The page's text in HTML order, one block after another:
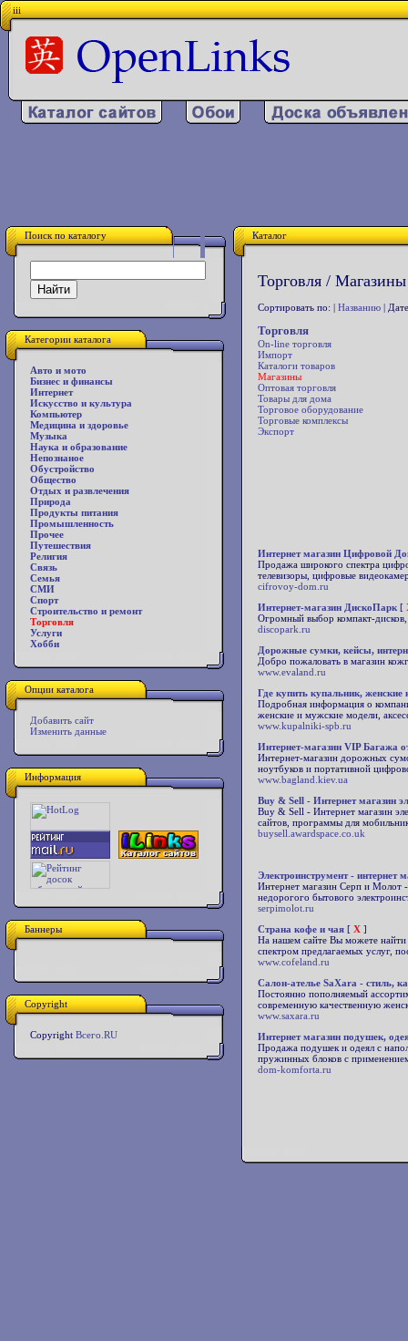
iii
Поиск по каталогу
Категории каталога
Авто и мото
Бизнес и финансы
Интернет
Искусство и культура
Компьютер
Медицина и здоровье
Музыка
Наука и образование
Непознаное
Обустройство
Общество
Отдых и развлечения
Природа
Продукты питания
Промышленность
Прочее
Путешествия
Религия
Связь
Семья
СМИ
Спорт
Строительство и ремонт
Торговля
Услуги
Хобби
Опции каталога
Добавить сайт
Изменить данные
Информация
Баннеры
Copyright
Copyright Всего.RU
Каталог
Торговля /
Сортировать по: | Названию |
Торговля
On-line торговля
Импорт
Каталоги товаров
Магазины
Оптовая торговля
Товары для дома
Торговое оборудование
Торговые комплексы
Экспорт
Интернет магазин Цифровой
Продажа широкого спектра
телевизоры, цифровые
cifrovoy-dom.ru
Интернет-магазин ДискоПарк [
Огромный выбор компакт-
discopark.ru
Дорожные сумки, кейсы,
Добро пожаловать в магазин
www.evaland.ru
Где купить купальник,
Подробная информация о
женские и мужские модели,
www.kupalniki-spb.ru
Интернет-магазин VIP Багажа
Интернет-магазин дорожных
ноутбуков и портативной
www.bagland.kiev.ua
Buy & Sell - Интернет магазин
Buy & Sell - Интернет магазин
сайтов, программы для
buysell.awardspace.co.uk
Электроинструмент - интернет
Интернет магазин Серп и Молот
недорогого бытового
serpimolot.ru
Страна кофе и чая [ X ]
На нашем сайте Вы можете найти
спектром предлагаемых услуг,
www.cofeland.ru
Салон-ателье SaXara - стиль,
Постоянно пополняемый
современную качественную
www.saxara.ru
Интернет магазин подушек,
Продажа подушек и одеял с
пружинных блоков с
dom-komforta.ru